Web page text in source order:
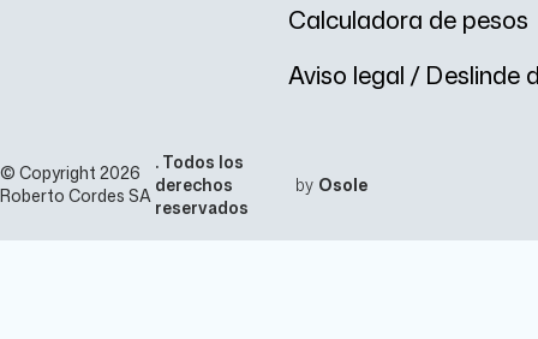
Calculadora de pesos
Aviso legal / Deslinde
© Copyright 2026
Roberto Cordes SA
. Todos los
derechos
reservados
by Osole